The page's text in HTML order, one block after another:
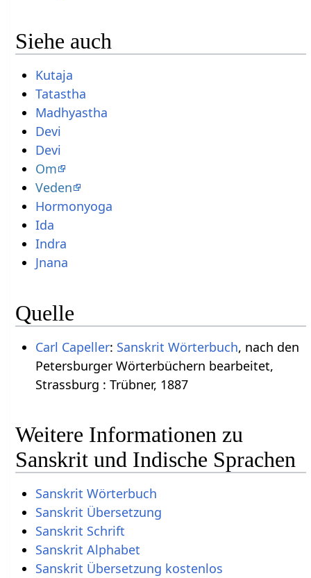
Siehe auch
Kutaja
Tatastha
Madhyastha
Devi
Devi
Om
Veden
Hormonyoga
Ida
Indra
Jnana
Quelle
Carl Capeller: Sanskrit Wörterbuch, nach den
Petersburger Wörterbüchern bearbeitet,
Strassburg : Trübner, 1887
Weitere Informationen zu
Sanskrit und Indische Sprachen
Sanskrit Wörterbuch
Sanskrit Übersetzung
Sanskrit Schrift
Sanskrit Alphabet
Sanskrit Übersetzung kostenlos